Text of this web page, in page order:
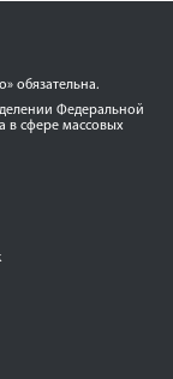
обязательна.
Федеральной
в сфере массовых